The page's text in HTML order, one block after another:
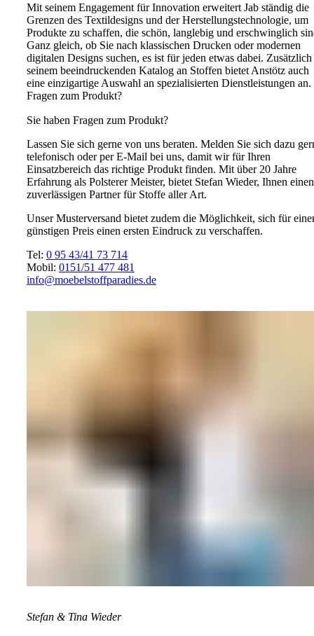
Mit seinem Engagement für Innovation erweitert Jab ständig die
Grenzen des Textildesigns und der Herstellungstechnologie, um
Produkte zu schaffen, die schön, langlebig und erschwinglich
Ganz gleich, ob Sie nach klassischen Drucken oder modernen
digitalen Designs suchen, es ist für jeden etwas dabei.
seinem beeindruckenden Katalog an Stoffen bietet Anstötz auch
eine einzigartige Auswahl an spezialisierten Dienstleistungen an.
Fragen zum Produkt?
Sie haben Fragen zum Produkt?
Lassen Sie sich gerne von uns beraten. Melden Sie sich dazu
telefonisch oder per E-Mail bei uns, damit wir für Ihren
Einsatzbereich das richtige Produkt finden. Mit über 20 Jahre
Erfahrung als Polsterer Meister, bietet Stefan Wieder, Ihnen einen
zuverlässigen Partner für Stoffe aller Art.
Unser Musterversand bietet zudem die Möglichkeit, sich für
günstigen Preis einen ersten Eindruck zu verschaffen.
Tel: 0 95 43/41 73 714
Mobil: 0151/51 477 481
info@moebelstoffparadies.de
Stefan & Tina Wieder